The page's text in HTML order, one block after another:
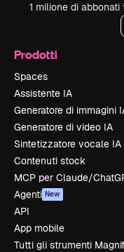
1 milione di
Prodotti
Spaces
Assistente IA
Generatore di immagini
Generatore di video IA
Sintetizzatore vocale IA
Contenuti stock
MCP per Claude/
Agenti New
API
App mobile
Tutti gli strumenti